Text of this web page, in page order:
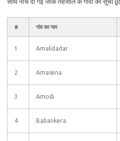
# गांव का नाम
1 Amalidadar
2 Amasena
3 Amodi
4 Babankera